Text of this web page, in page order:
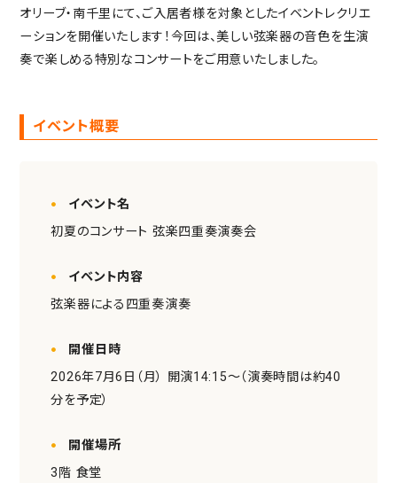
イベント・アクティビティ
社会からの評価
お知らせ・公開情報
施設ブログ
実務経験証明書発行の
手続きについて
オリーブ・南千里にて、ご入居者様を対象としたイベントレクリエ
ーションを開催いたします！今回は、美しい弦楽器の音色を生演
奏で楽しめる特別なコンサートをご用意いたしました。
イベント概要
イベント名
初夏のコンサート 弦楽四重奏演奏会
イベント内容
弦楽器による四重奏演奏
開催日時
2026年7月6日（月） 開演14:15～（演奏時間は約40
分を予定）
開催場所
3階 食堂